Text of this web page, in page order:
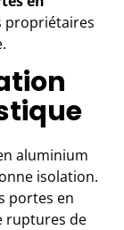
propriétaires
aluminium
isolation.
portes en
ruptures de